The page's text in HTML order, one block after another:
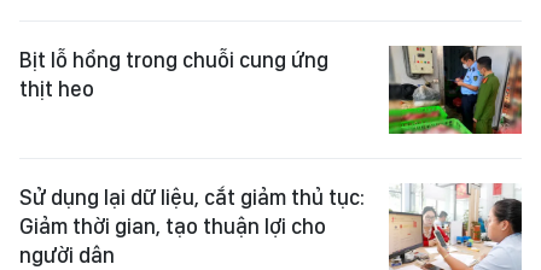
Bịt lỗ hổng trong chuỗi cung ứng
thịt heo
Sử dụng lại dữ liệu, cắt giảm thủ tục:
Giảm thời gian, tạo thuận lợi cho
người dân